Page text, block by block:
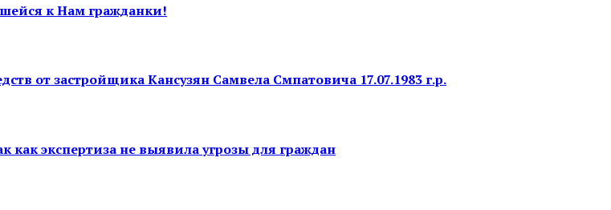
к Нам гражданки!
от застройщика Кансузян Самвела Смпатовича 17.07.1983 г.р.
как экспертиза не выявила угрозы для граждан